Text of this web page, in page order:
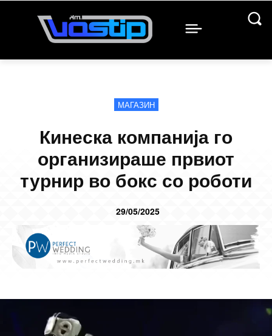
МАГАЗИН
Кинеска компанија го
организираше првиот
турнир во бокс со роботи
29/05/2025